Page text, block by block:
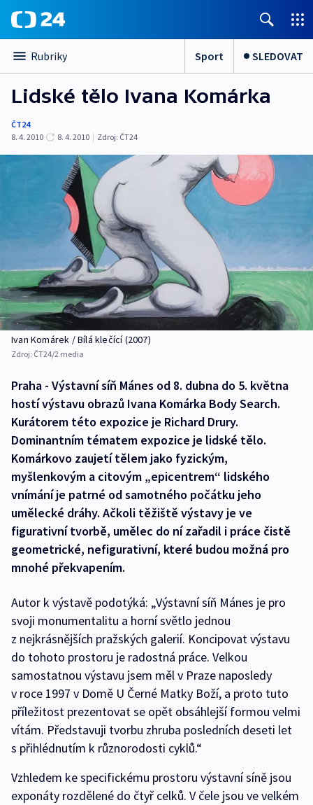
Rubriky Sport SLEDOVAT
Lidské tělo Ivana Komárka
ČT24
8. 4. 2010
8. 4. 2010 | Zdroj: ČT24
Ivan Komárek / Bílá klečící (2007)
Zdroj: ČT24/2 media
Praha - Výstavní síň Mánes od 8. dubna do 5. května
hostí výstavu obrazů Ivana Komárka Body Search.
Kurátorem této expozice je Richard Drury.
Dominantním tématem expozice je lidské tělo.
Komárkovo zaujetí tělem jako fyzickým,
myšlenkovým a citovým „epicentrem“ lidského
vnímání je patrné od samotného počátku jeho
umělecké dráhy. Ačkoli těžiště výstavy je ve
figurativní tvorbě, umělec do ní zařadil i práce čistě
geometrické, nefigurativní, které budou možná pro
mnohé překvapením.
Autor k výstavě podotýká: „Výstavní síň Mánes je pro
svoji monumentalitu a horní světlo jednou
z nejkrásnějších pražských galerií. Koncipovat výstavu
do tohoto prostoru je radostná práce. Velkou
samostatnou výstavu jsem měl v Praze naposledy
v roce 1997 v Domě U Černé Matky Boží, a proto tuto
příležitost prezentovat se opět obsáhlejší formou velmi
vítám. Představuji tvorbu zhruba posledních deseti let
s přihlédnutím k různorodosti cyklů.“
Vzhledem ke specifickému prostoru výstavní síně jsou
exponáty rozdělené do čtyř celků. V čele jsou ve velkém